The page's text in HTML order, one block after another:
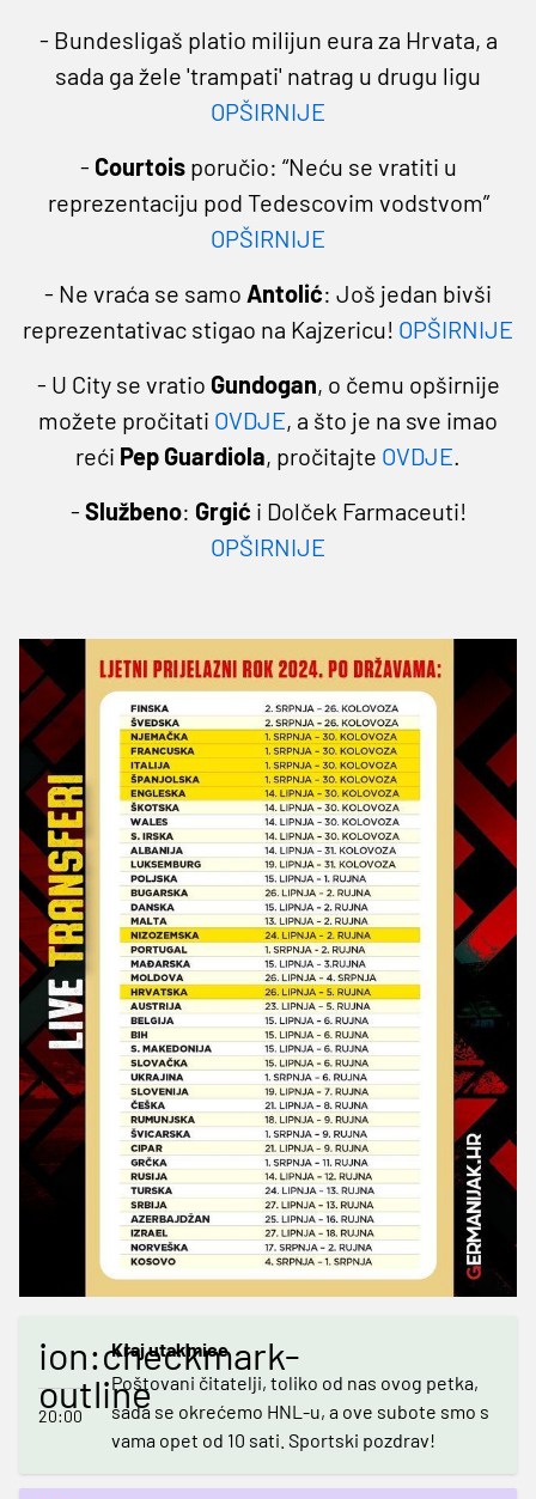
- Bundesligaš platio milijun eura za Hrvata, a
sada ga žele 'trampati' natrag u drugu ligu
OPŠIRNIJE
- Courtois poručio: “Neću se vratiti u
reprezentaciju pod Tedescovim vodstvom”
OPŠIRNIJE
- Ne vraća se samo Antolić: Još jedan bivši
reprezentativac stigao na Kajzericu! OPŠIRNIJE
- U City se vratio Gundogan, o čemu opširnije
možete pročitati OVDJE, a što je na sve imao
reći Pep Guardiola, pročitajte OVDJE.
- Službeno: Grgić i Dolček Farmaceuti!
OPŠIRNIJE
ion:checkmark-
outline
20:00
Kraj utakmice
Poštovani čitatelji, toliko od nas ovog petka,
sada se okrećemo HNL-u, a ove subote smo s
vama opet od 10 sati. Sportski pozdrav!